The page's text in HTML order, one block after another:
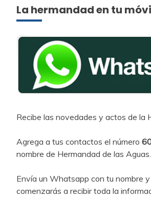
La hermandad en tu
Recibe las novedades y actos de la
Agrega a tus contactos el número
nombre de Hermandad de las Aguas.
Envía un Whatsapp con tu nombre y
comenzarás a recibir toda la